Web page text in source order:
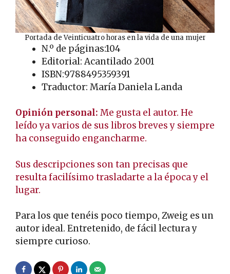
Portada de Veinticuatro horas en la vida de una mujer
N.º de páginas:104
Editorial: Acantilado 2001
ISBN:9788495359391
Traductor: María Daniela Landa
Opinión personal: Me gusta el autor. He
leído ya varios de sus libros breves y siempre
ha conseguido engancharme.
Sus descripciones son tan precisas que
resulta facilísimo trasladarte a la época y el
lugar.
Para los que tenéis poco tiempo, Zweig es un
autor ideal. Entretenido, de fácil lectura y
siempre curioso.